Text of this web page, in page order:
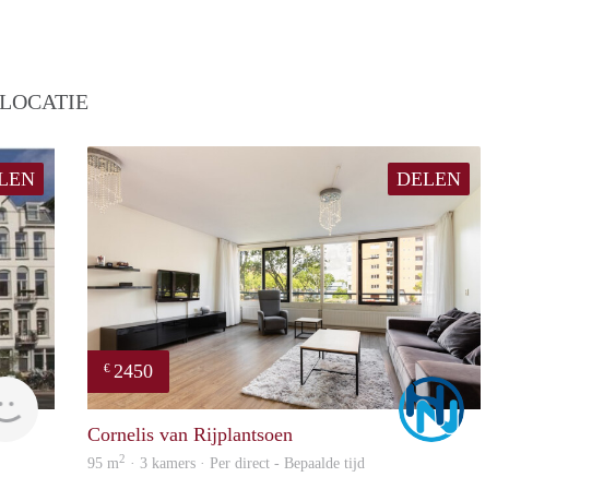
rent
DELEN
€ 2450
Marco
Cornelis van Rijplantsoen
95 m2 · 3 kamers · Per direct - Bepaalde tijd